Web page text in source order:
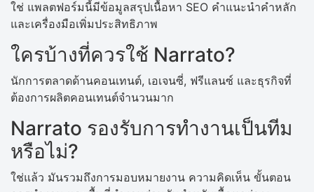
ใช่ แพลตฟอร์มนี้มีข้อมูลสรุปเนื้อหา SEO คำแนะนำคำหลัก
และเครื่องมือเพิ่มประสิทธิภาพ
ใครบ้างที่ควรใช้ Narrato?
นักการตลาดด้านคอนเทนต์, เอเจนซี่, ฟรีแลนซ์ และธุรกิจที่
ต้องการผลิตคอนเทนต์จำนวนมาก
Narrato รองรับการทำงานเป็นทีม
หรือไม่?
ใช่แล้ว มันรวมถึงการมอบหมายงาน ความคิดเห็น ขั้นตอน